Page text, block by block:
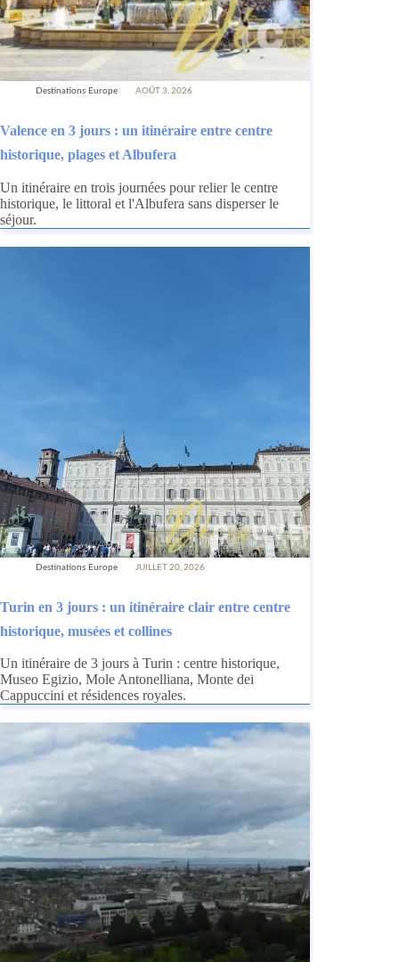
Destinations Europe AOÛT 3, 2026
Valence en 3 jours : un itinéraire entre centre
historique, plages et Albufera
Un itinéraire en trois journées pour relier le centre
historique, le littoral et l'Albufera sans disperser le
séjour.
Destinations Europe JUILLET 20, 2026
Turin en 3 jours : un itinéraire clair entre centre
historique, musées et collines
Un itinéraire de 3 jours à Turin : centre historique,
Museo Egizio, Mole Antonelliana, Monte dei
Cappuccini et résidences royales.